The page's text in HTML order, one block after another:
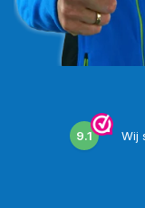
9.1 Wij